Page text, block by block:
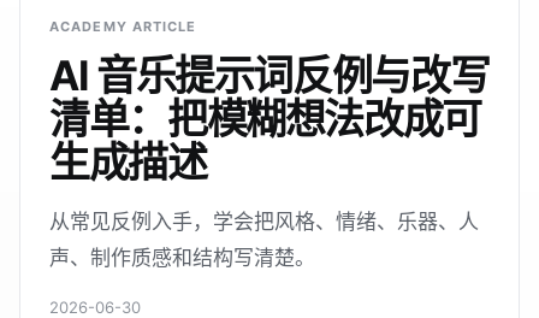
ACADEMY ARTICLE
AI 音乐提示词反例与改写
清单：把模糊想法改成可
生成描述
从常见反例入手，学会把风格、情绪、乐器、人
声、制作质感和结构写清楚。
2026-06-30